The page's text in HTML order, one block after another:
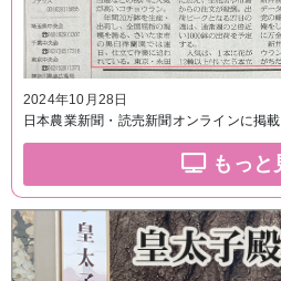
2024年10月28日
日本農業新聞・読売新聞オンラインに掲
もっと